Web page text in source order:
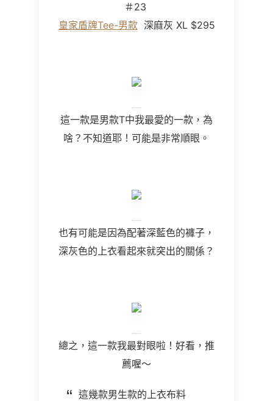
＃23
皇家盾牌Tee-男款 深麻灰 XL $295
這一款是男款T中我最愛的一款，為
啥？不知道耶！可能是非常順眼。
也有可能是因為配著深藍色的褲子，
深灰色的上衣看起來就突出的關係？
總之，這一款我最對眼啦！好看，推
薦喔～
這幾款男生款的上衣布料